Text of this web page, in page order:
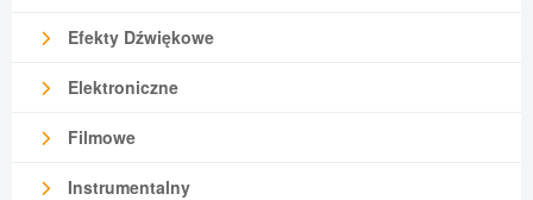
Efekty Dźwiękowe
Elektroniczne
Filmowe
Instrumentalny